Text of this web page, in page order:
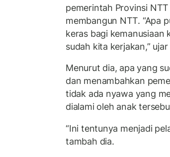
pemerintah Provinsi
membangun NTT. “Apa
keras bagi kemanusiaan
sudah kita kerjakan,” ujar
Menurut dia, apa yang
dan menambahkan
tidak ada nyawa yang
dialami oleh anak
“Ini tentunya menjadi
tambah dia.